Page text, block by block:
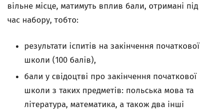
вільне місце, матимуть вплив бали, отримані під
час набору, тобто:
результати іспитів на закінчення початкової
школи (100 балів),
бали у свідоцтві про закінчення початкової
школи з таких предметів: польська мова та
література, математика, а також два інші